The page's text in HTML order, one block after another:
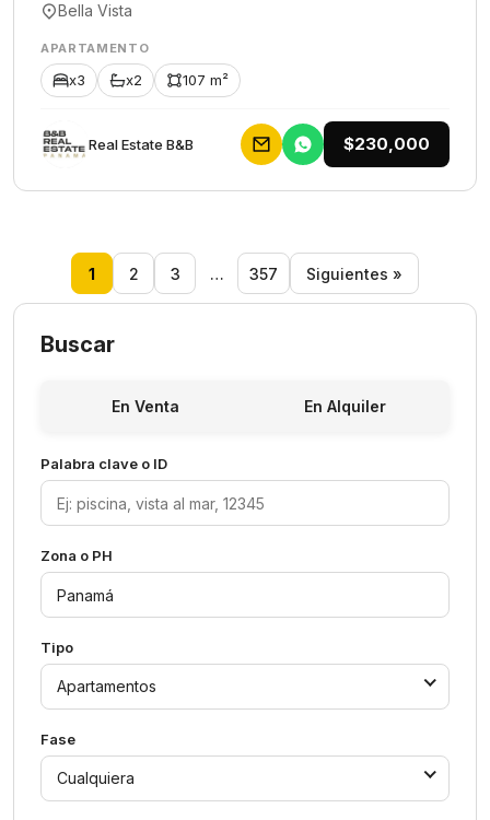
Bella Vista
APARTAMENTO
x3 x2 107 m²
Rеаl Еstаtе В&В $230,000
1 2 3 … 357 Siguientes »
Buscar
En Venta En Alquiler
Palabra clave o ID
Zona o PH
Tipo
Apartamentos
Fase
Cualquiera